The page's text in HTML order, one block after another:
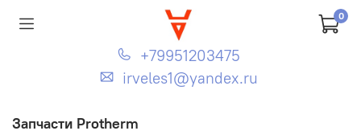
0
+79951203475
irveles1@yandex.ru
Запчасти Protherm